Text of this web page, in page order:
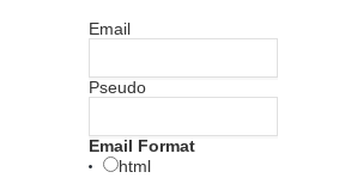
Email
Pseudo
Email Format
html